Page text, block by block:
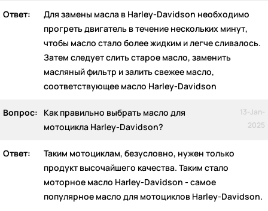
Ответ:
Для замены масла в Harley-Davidson необходимо
прогреть двигатель в течение нескольких минут,
чтобы масло стало более жидким и легче сливалось.
Затем следует слить старое масло, заменить
масляный фильтр и залить свежее масло,
соответствующее масло Harley-Davidson
Вопрос:
Как правильно выбрать масло для
мотоцикла Harley-Davidson?
13-Jan-
2025
Ответ:
Таким мотоциклам, безусловно, нужен только
продукт высочайшего качества. Таким стало
моторное масло Harley-Davidson - самое
популярное масло для мотоциклов Harley-Davidson.